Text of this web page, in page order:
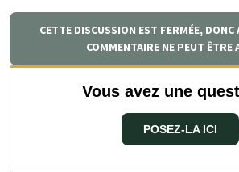
CETTE DISCUSSION EST FERMÉE, DONC
COMMENTAIRE NE PEUT ÊTRE
Vous avez une
POSEZ-LA ICI